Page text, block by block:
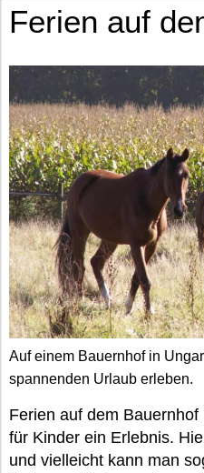
Ferien auf
Auf einem Bauernhof in
spannenden Urlaub erleben.
Ferien auf dem
für Kinder ein Erlebnis.
und vielleicht kann man